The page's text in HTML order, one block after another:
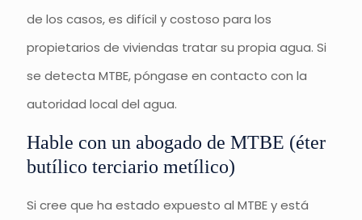
de los casos, es difícil y costoso para los
propietarios de viviendas tratar su propia agua. Si
se detecta MTBE, póngase en contacto con la
autoridad local del agua.
Hable con un abogado de MTBE (éter
butílico terciario metílico)
Si cree que ha estado expuesto al MTBE y está